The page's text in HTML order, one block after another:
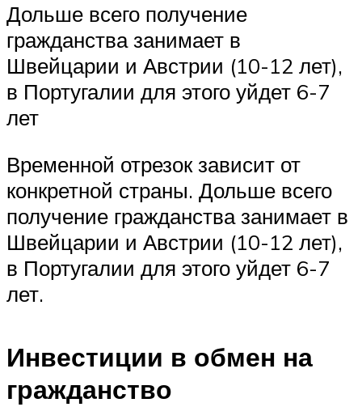
Дольше всего получение
гражданства занимает в
Швейцарии и Австрии (10-12 лет),
в Португалии для этого уйдет 6-7
лет
Временной отрезок зависит от
конкретной страны. Дольше всего
получение гражданства занимает в
Швейцарии и Австрии (10-12 лет),
в Португалии для этого уйдет 6-7
лет.
Инвестиции в обмен на
гражданство